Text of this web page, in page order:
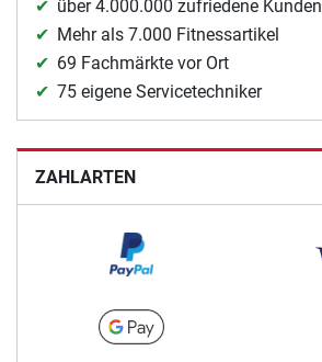
über 4.000.000 zufriedene Kunden
Mehr als 7.000 Fitnessartikel
69 Fachmärkte vor Ort
75 eigene Servicetechniker
ZAHLARTEN